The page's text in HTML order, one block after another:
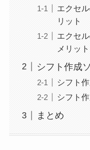
エクセ
リット
エクセ
メリット
シフト作成
シフト
シフト
まとめ